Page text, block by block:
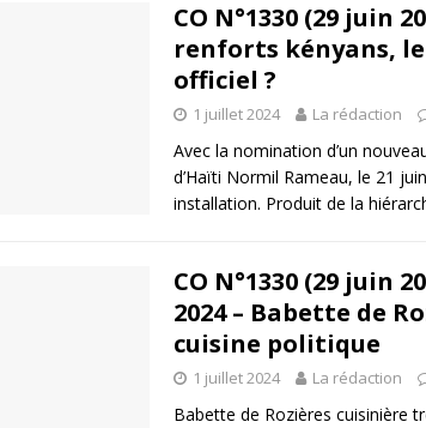
CO N°1330 (29 juin
renforts kényans,
officiel ?
1 juillet 2024 La rédaction
Avec la nomination d’un
d’Haïti Normil Rameau, le 21
installation. Produit de la
CO N°1330 (29 juin
2024 – Babette de
cuisine politique
1 juillet 2024 La rédaction
Babette de Rozières cuisinière